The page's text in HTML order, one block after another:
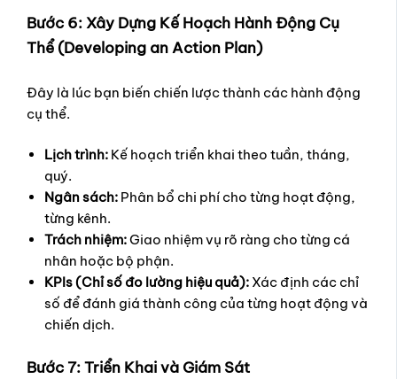
Bước 6: Xây Dựng Kế Hoạch Hành Động Cụ
Thể (Developing an Action Plan)
Đây là lúc bạn biến chiến lược thành các hành động
cụ thể.
Lịch trình: Kế hoạch triển khai theo tuần, tháng,
quý.
Ngân sách: Phân bổ chi phí cho từng hoạt động,
từng kênh.
Trách nhiệm:Giao nhiệm vụ rõ ràng cho từng cá
nhân hoặc bộ phận.
KPIs (Chỉ số đo lường hiệu quả): Xác định các chỉ
số để đánh giá thành công của từng hoạt động và
chiến dịch.
Bước 7: Triển Khai và Giám Sát